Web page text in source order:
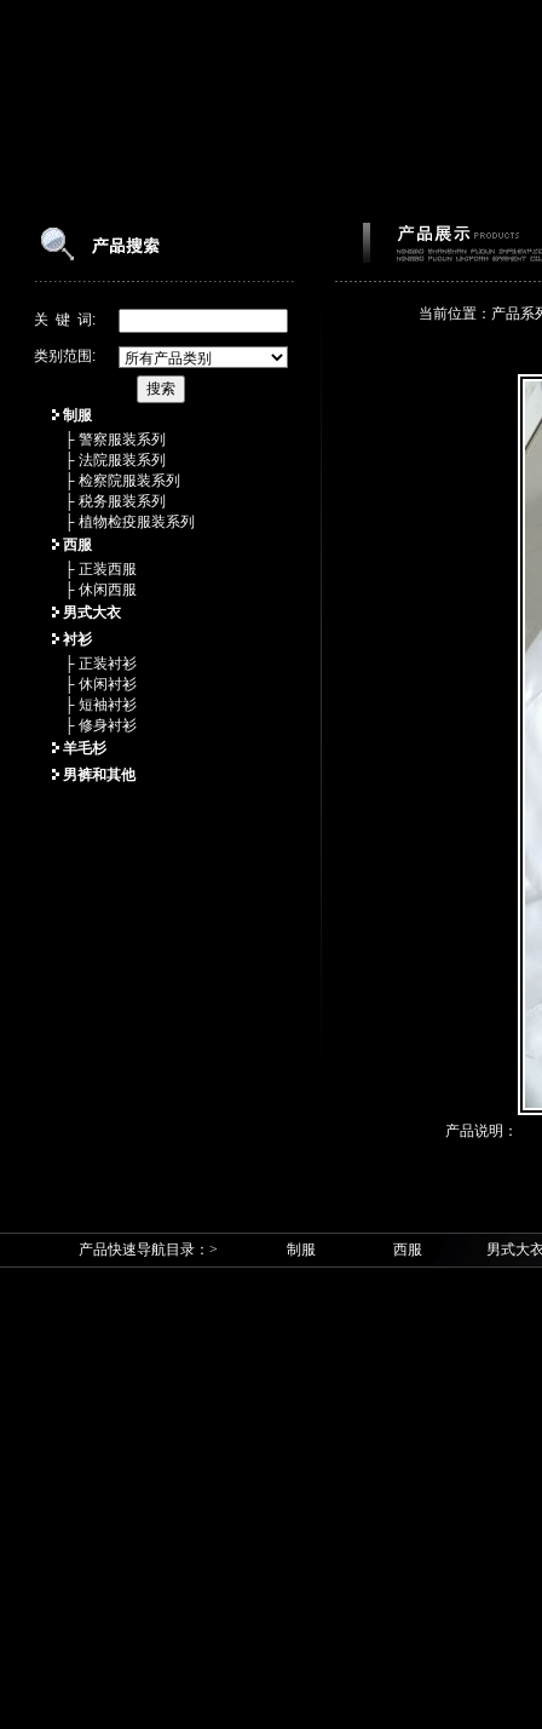
关 键 词:
类别范围:
制服
├ 警察服装系列
├ 法院服装系列
├ 检察院服装系列
├ 税务服装系列
├ 植物检疫服装系列
西服
├ 正装西服
├ 休闲西服
男式大衣
衬衫
├ 正装衬衫
├ 休闲衬衫
├ 短袖衬衫
├ 修身衬衫
羊毛杉
男裤和其他
当前位置：产品
产品说明：
产品快速导航目录：> 制服 西服 男式大